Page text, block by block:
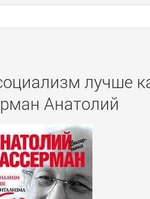
лучше
Анатолий